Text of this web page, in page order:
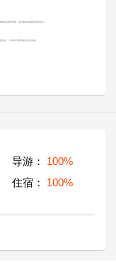
起欢快的萨朗，亲自体验羌家婚礼民俗文化。
活动。（活动均为景区提供安排为准）
导游：
100%
住宿： 100%